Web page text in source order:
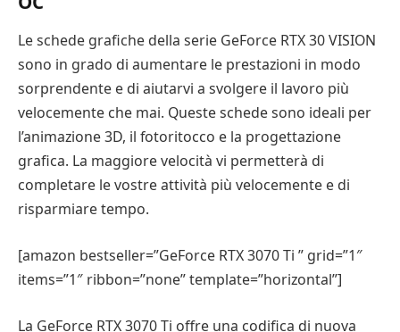
Le schede grafiche della serie GeForce RTX 30 VISION
sono in grado di aumentare le prestazioni in modo
sorprendente e di aiutarvi a svolgere il lavoro più
velocemente che mai. Queste schede sono ideali per
l’animazione 3D, il fotoritocco e la progettazione
grafica. La maggiore velocità vi permetterà di
completare le vostre attività più velocemente e di
risparmiare tempo.
[amazon bestseller=”GeForce RTX 3070 Ti ” grid=”1″
items=”1″ ribbon=”none” template=”horizontal”]
La GeForce RTX 3070 Ti offre una codifica di nuova